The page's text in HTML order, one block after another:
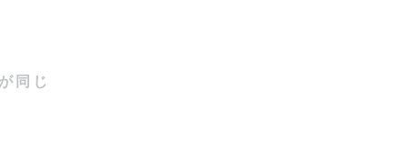
同じ